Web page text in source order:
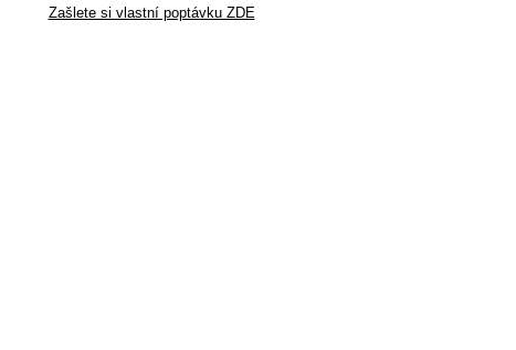
Zašlete si vlastní poptávku ZDE